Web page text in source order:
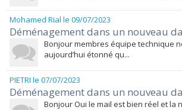
Mohamed Rial le 09/07/2023
Déménagement dans un nouveau
Bonjour membres équipe technique
aujourd’hui étonné qu...
PIETRI le 07/07/2023
Déménagement dans un nouveau
Bonjour Oui le mail est bien réel et la